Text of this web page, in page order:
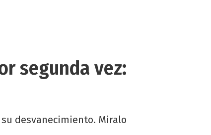
segunda vez:
desvanecimiento. Miralo